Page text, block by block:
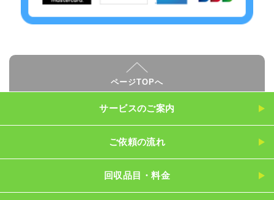
ページTOPへ
サービスのご案内
ご依頼の流れ
回収品目・料金